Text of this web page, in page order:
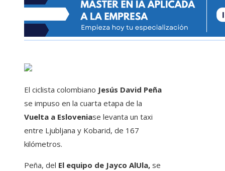
El ciclista colombiano Jesús David Peña
se impuso en la cuarta etapa de la
Vuelta a Esloveniase levanta un taxi
entre Ljubljana y Kobarid, de 167
kilómetros.
Peña, del El equipo de Jayco AlUla, se